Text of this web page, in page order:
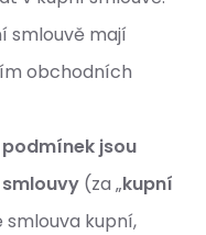
smlouvě mají
obchodních
jsou
(za „kupní
smlouva kupní,